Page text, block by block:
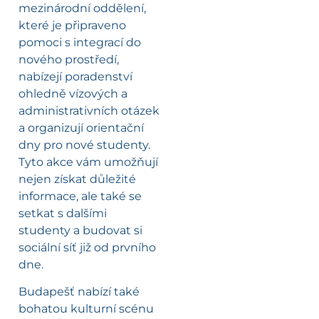
mezinárodní oddělení,
které je připraveno
pomoci s integrací do
nového prostředí,
nabízejí poradenství
ohledně vízových a
administrativních otázek
a organizují orientační
dny pro nové studenty.
Tyto akce vám umožňují
nejen získat důležité
informace, ale také se
setkat s dalšími
studenty a budovat si
sociální síť již od prvního
dne.
Budapešť nabízí také
bohatou kulturní scénu